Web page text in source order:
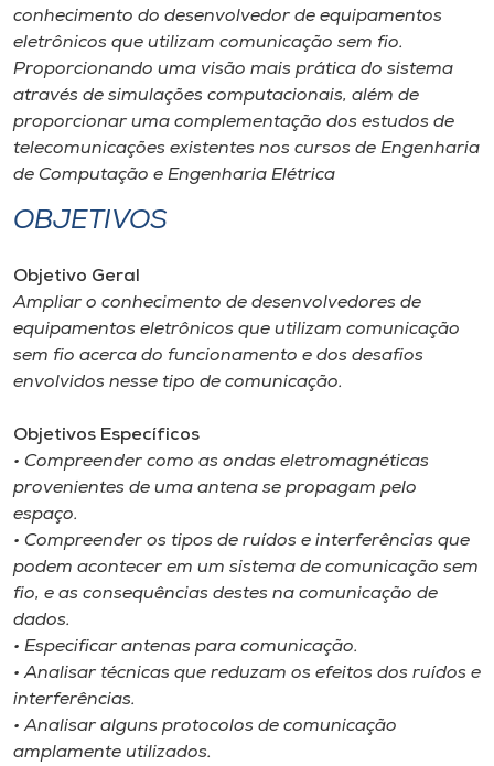
Selecione
A+
A-
conhecimento do desenvolvedor de equipamentos
eletrônicos que utilizam comunicação sem fio.
Proporcionando uma visão mais prática do sistema
através de simulações computacionais, além de
proporcionar uma complementação dos estudos de
telecomunicações existentes nos cursos de Engenharia
de Computação e Engenharia Elétrica
OBJETIVOS
Objetivo Geral
Ampliar o conhecimento de desenvolvedores de
equipamentos eletrônicos que utilizam comunicação
sem fio acerca do funcionamento e dos desafios
envolvidos nesse tipo de comunicação.
Objetivos Específicos
• Compreender como as ondas eletromagnéticas
provenientes de uma antena se propagam pelo
espaço.
• Compreender os tipos de ruídos e interferências que
podem acontecer em um sistema de comunicação sem
fio, e as consequências destes na comunicação de
dados.
• Especificar antenas para comunicação.
• Analisar técnicas que reduzam os efeitos dos ruídos e
interferências.
• Analisar alguns protocolos de comunicação
amplamente utilizados.